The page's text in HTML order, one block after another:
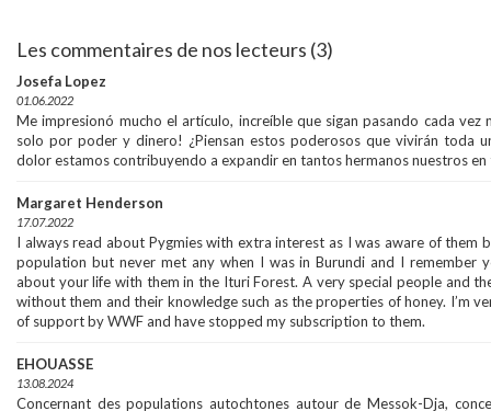
Les commentaires de nos lecteurs (3)
Josefa Lopez
01.06.2022
Me impresionó mucho el artículo, increíble que sigan pasando cada vez
solo por poder y dinero! ¿Piensan estos poderosos que vivirán toda
dolor estamos contribuyendo a expandir en tantos hermanos nuestros
Margaret Henderson
17.07.2022
I always read about Pygmies with extra interest as I was aware of them
population but never met any when I was in Burundi and I remember
about your life with them in the Ituri Forest. A very special people and
without them and their knowledge such as the properties of honey. I’m
of support by WWF and have stopped my subscription to them.
EHOUASSE
13.08.2024
Concernant des populations autochtones autour de Messok-Dja,